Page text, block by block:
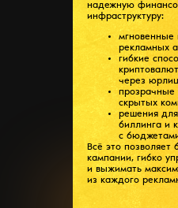
надежную
инфраструктуру:
мгновенные
рекламных
гибкие
через
прозрачные
скрытых
решения
биллинга и
с
Всё это позволяет
кампании, гибко
и выжимать
из каждого